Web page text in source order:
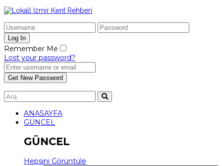
Remember Me
Lost your password?
ANASAYFA
GÜNCEL
GÜNCEL
Hepsini Görüntüle